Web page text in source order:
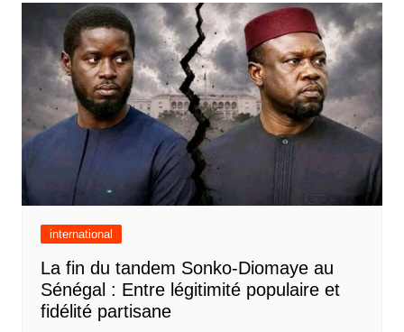
international
La fin du tandem Sonko-Diomaye au
Sénégal : Entre légitimité populaire et
fidélité partisane